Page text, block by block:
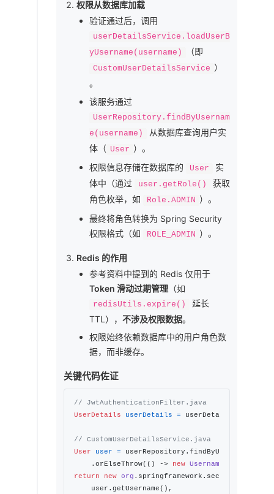
权限从数据库加载
验证通过后，调用
userDetailsService.loadUserB
yUsername(username)
（即
CustomUserDetailsService ）
。
该服务通过
UserRepository.findByUsernam
e(username)
从数据库查询用户实
体（ User ）。
权限信息存储在数据库的
User
实
体中（通过
user.getRole()
获取
角色枚举，如
Role.ADMIN ）。
最终将角色转换为 Spring Security
权限格式（如
ROLE_ADMIN ）。
Redis 的作用
参考资料中提到的 Redis 仅用于
Token 滑动过期管理 （如
redisUtils.expire()
延长
TTL）， 不涉及权限数据。
权限始终依赖数据库中的用户角色数
据，而非缓存。
关键代码佐证
// JwtAuthenticationFilter.java
UserDetails
userDetails =
// CustomUserDetailsService.java
User
user =
    .orElseThrow(() ->
new
return
new org
    user.getUsername(),